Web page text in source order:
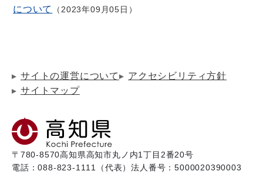
について
2023年09月05日
サイトの運営について
アクセシビリティ方針
サイトマップ
〒780-8570高知県高知市丸ノ内1丁目2番20号
電話：088-823-1111（代表）法人番号：5000020390003